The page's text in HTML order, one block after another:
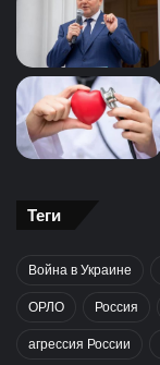
Теги
Война в Украине
ОРЛО Россия
агрессия России